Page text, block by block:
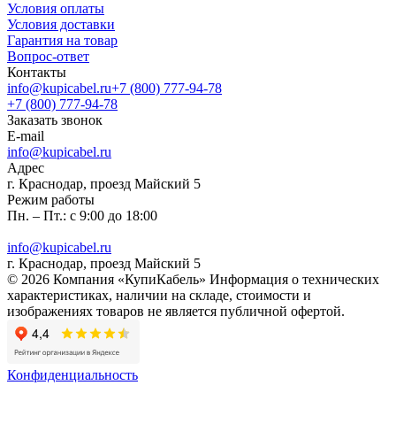
Условия оплаты
Условия доставки
Гарантия на товар
Вопрос-ответ
Контакты
info@kupicabel.ru+7 (800) 777-94-78
+7 (800) 777-94-78
Заказать звонок
E-mail
info@kupicabel.ru
Адрес
г. Краснодар, проезд Майский 5
Режим работы
Пн. – Пт.: с 9:00 до 18:00
info@kupicabel.ru
г. Краснодар, проезд Майский 5
© 2026 Компания «КупиКабель» Информация о технических
характеристиках, наличии на складе, стоимости и
изображениях товаров не является публичной офертой.
Конфиденциальность